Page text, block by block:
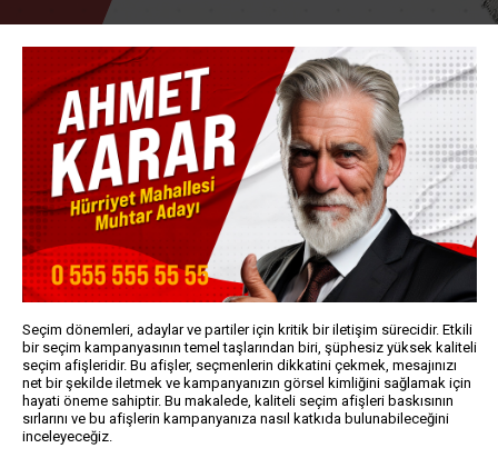
Seçim dönemleri, adaylar ve partiler için kritik bir iletişim sürecidir. Etkili
bir seçim kampanyasının temel taşlarından biri, şüphesiz yüksek kaliteli
seçim afişleridir. Bu afişler, seçmenlerin dikkatini çekmek, mesajınızı
net bir şekilde iletmek ve kampanyanızın görsel kimliğini sağlamak için
hayati öneme sahiptir. Bu makalede, kaliteli seçim afişleri baskısının
sırlarını ve bu afişlerin kampanyanıza nasıl katkıda bulunabileceğini
inceleyeceğiz.